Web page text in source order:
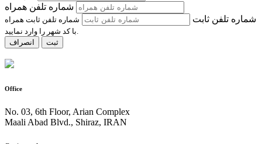
شماره تلفن همراه
شماره تلفن ثابت
شماره تلفن ثابت همراه
با کد شهر را وارد نمایید.
انصراف
ثبت
Office
No. 03, 6th Floor, Arian Complex
Maali Abad Blvd., Shiraz, IRAN